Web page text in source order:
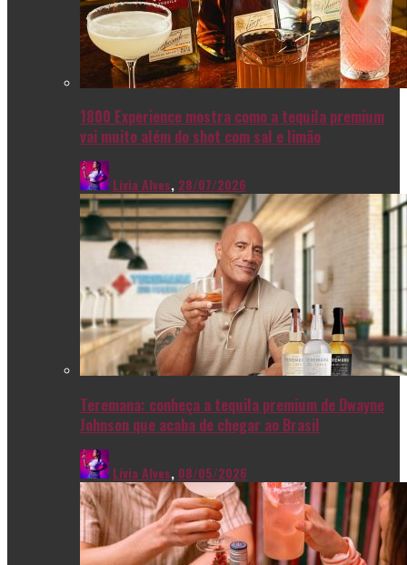
1800 Experience mostra como a tequila premium
vai muito além do shot com sal e limão
Livia Alves, 28/07/2026
Teremana: conheça a tequila premium de Dwayne
Johnson que acaba de chegar ao Brasil
Livia Alves, 08/05/2026